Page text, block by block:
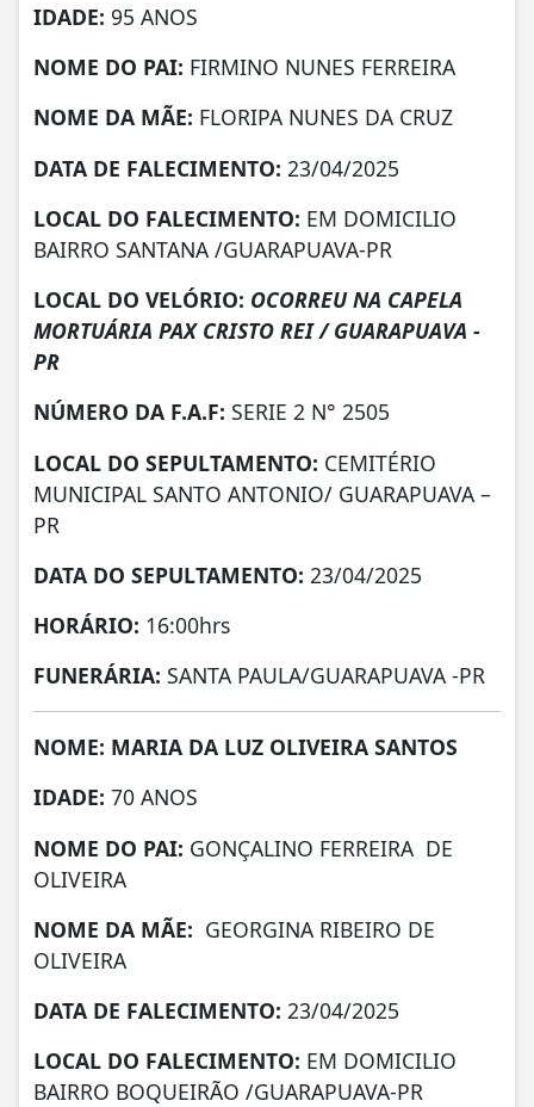
IDADE: 95 ANOS
NOME DO PAI: FIRMINO NUNES FERREIRA
NOME DA MÃE: FLORIPA NUNES DA CRUZ
DATA DE FALECIMENTO: 23/04/2025
LOCAL DO FALECIMENTO: EM DOMICILIO
BAIRRO SANTANA /GUARAPUAVA-PR
LOCAL DO VELÓRIO: OCORREU NA CAPELA
MORTUÁRIA PAX CRISTO REI / GUARAPUAVA -
PR
NÚMERO DA F.A.F: SERIE 2 N° 2505
LOCAL DO SEPULTAMENTO: CEMITÉRIO
MUNICIPAL SANTO ANTONIO/ GUARAPUAVA –
PR
DATA DO SEPULTAMENTO: 23/04/2025
HORÁRIO: 16:00hrs
FUNERÁRIA: SANTA PAULA/GUARAPUAVA -PR
NOME: MARIA DA LUZ OLIVEIRA SANTOS
IDADE: 70 ANOS
NOME DO PAI: GONÇALINO FERREIRA DE
OLIVEIRA
NOME DA MÃE: GEORGINA RIBEIRO DE
OLIVEIRA
DATA DE FALECIMENTO: 23/04/2025
LOCAL DO FALECIMENTO: EM DOMICILIO
BAIRRO BOQUEIRÃO /GUARAPUAVA-PR